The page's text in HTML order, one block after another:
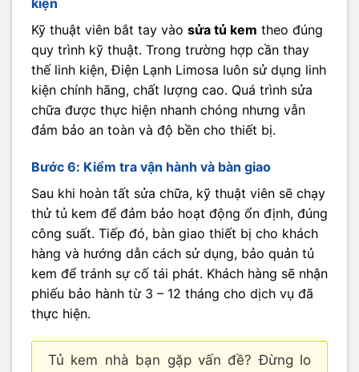
kiện
Kỹ thuật viên bắt tay vào sửa tủ kem theo đúng
quy trình kỹ thuật. Trong trường hợp cần thay
thế linh kiện, Điện Lạnh Limosa luôn sử dụng linh
kiện chính hãng, chất lượng cao. Quá trình sửa
chữa được thực hiện nhanh chóng nhưng vẫn
đảm bảo an toàn và độ bền cho thiết bị.
Bước 6: Kiểm tra vận hành và bàn giao
Sau khi hoàn tất sửa chữa, kỹ thuật viên sẽ chạy
thử tủ kem để đảm bảo hoạt động ổn định, đúng
công suất. Tiếp đó, bàn giao thiết bị cho khách
hàng và hướng dẫn cách sử dụng, bảo quản tủ
kem để tránh sự cố tái phát. Khách hàng sẽ nhận
phiếu bảo hành từ 3 – 12 tháng cho dịch vụ đã
thực hiện.
Tủ kem nhà bạn gặp vấn đề? Đừng lo